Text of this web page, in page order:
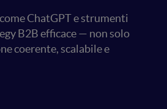
ChatGPT e strumenti
B2B efficace — non solo
coerente, scalabile e